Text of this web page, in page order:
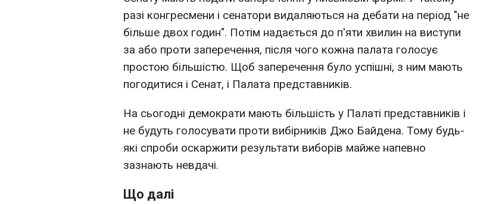
разі конгресмени і сенатори видаляються на дебати на період "не
більше двох годин". Потім надається до п'яти хвилин на виступи
за або проти заперечення, після чого кожна палата голосує
простою більшістю. Щоб заперечення було успішні, з ним мають
погодитися і Сенат, і Палата представників.
На сьогодні демократи мають більшість у Палаті представників і
не будуть голосувати проти вибірників Джо Байдена. Тому будь-
які спроби оскаржити результати виборів майже напевно
зазнають невдачі.
Що далі